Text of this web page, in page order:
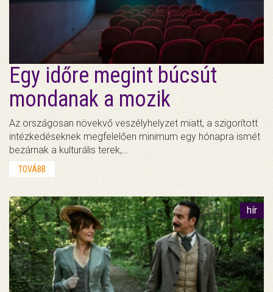
Egy időre megint búcsút
mondanak a mozik
Az országosan növekvő veszélyhelyzet miatt, a szigorított
intézkedéseknek megfelelően minimum egy hónapra ismét
bezárnak a kulturális terek,…
TOVÁBB
hír